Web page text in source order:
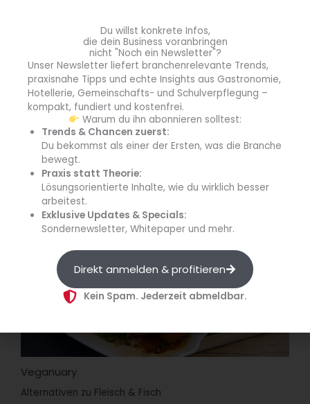
Anzeige
Mit Friesenkrone närrisch punkten
Friesenkrone hat für die Karnevalszeit das
passende Produktportfolio sowie lecker-närrische
Rezepte parat....
Veganuary
Alternativen zu Fleisch & Fisch
Du willst konkrete Infos,
die dein Business voranbringen
nicht "Noch ein Newsletter"?
Unser Newsletter liefert branchenrelevante Trends,
praxisnahe Tipps und echte Insights aus Gastronomie,
Hotellerie, Gemeinschafts- und Schulverpflegung –
kompakt, fundiert und kostenfrei.
Warum du ihn abonnieren solltest:
Trends & Chancen zuerst:
Du bekommst als einer der Ersten, was die Branche
bewegt.
Praxis statt Theorie:
Lösungsorientierte Inhalte, wie du wirklich besser
arbeitest.
Exklusive Updates & Specials:
Sondernewsletter, Whitepaper und mehr.
Direkt anmelden & profitieren
Kein Spam. Jederzeit abmeldbar.